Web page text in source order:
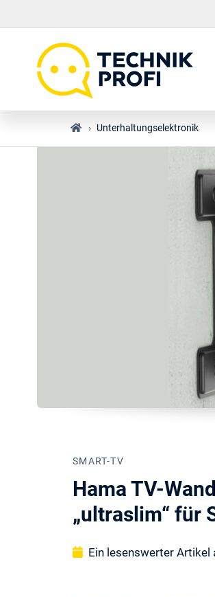
› Unterhaltungselektronik
SMART-TV
Hama TV-
„ultraslim“ für
Ein lesenswerter Artikel